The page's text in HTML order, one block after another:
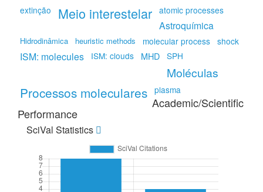
extinção Meio interestelar atomic processes
Astroquímica
Hidrodinâmica heuristic methods molecular process shock
ISM: molecules ISM: clouds MHD SPH
Moléculas
Processos moleculares plasma
Academic/Scientific
Performance
SciVal Statistics